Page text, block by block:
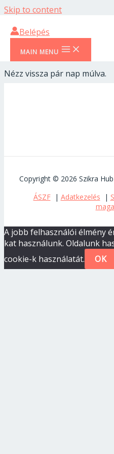
Skip to content
Belépés
MAIN MENU
Remélem,
találkozunk!
Nézz vissza pár nap múlva.
Copyright © 2026 Szikra Hub
ÁSZF| Adatkezelés |
A jobb felhasználói élmény
kat használunk. Oldalunk
cookie-k használatát.
OK